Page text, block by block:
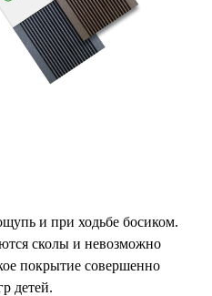
и при ходьбе босиком.
сколы и невозможно
покрытие совершенно
детей.